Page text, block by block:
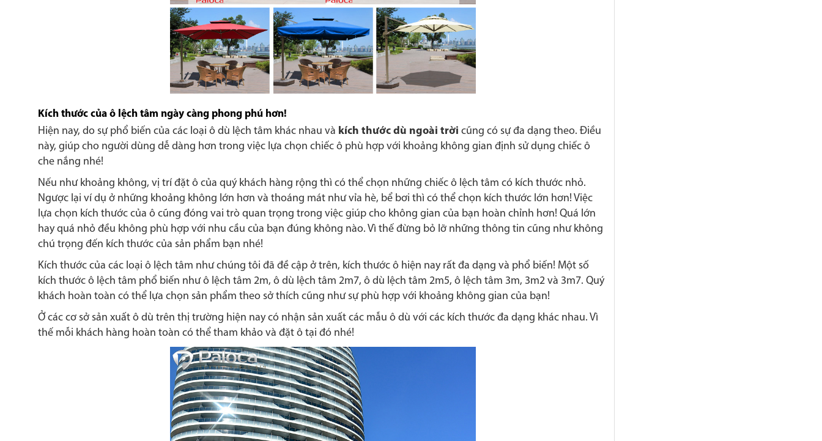
Kích thước của ô lệch tâm ngày càng phong phú hơn!
Hiện nay, do sự phổ biến của các loại ô dù lệch tâm khác nhau và kích thước dù ngoài trời cũng có sự đa dạng theo. Điều
này, giúp cho người dùng dễ dàng hơn trong việc lựa chọn chiếc ô phù hợp với khoảng không gian định sử dụng chiếc ô
che nắng nhé!
Nếu như khoảng không, vị trí đặt ô của quý khách hàng rộng thì có thể chọn những chiếc ô lệch tâm có kích thước nhỏ.
Ngược lại ví dụ ở những khoảng không lớn hơn và thoáng mát như vỉa hè, bể bơi thì có thể chọn kích thước lớn hơn! Việc
lựa chọn kích thước của ô cũng đóng vai trò quan trọng trong việc giúp cho không gian của bạn hoàn chỉnh hơn! Quá lớn
hay quá nhỏ đều không phù hợp với nhu cầu của bạn đúng không nào. Vì thế đừng bỏ lỡ những thông tin cũng như không
chú trọng đến kích thước của sản phẩm bạn nhé!
Kích thước của các loại ô lệch tâm như chúng tôi đã đề cập ở trên, kích thước ô hiện nay rất đa dạng và phổ biến! Một số
kích thước ô lệch tâm phổ biến như ô lệch tâm 2m, ô dù lệch tâm 2m7, ô dù lệch tâm 2m5, ô lệch tâm 3m, 3m2 và 3m7. Quý
khách hoàn toàn có thể lựa chọn sản phẩm theo sở thích cũng như sự phù hợp với khoảng không gian của bạn!
Ở các cơ sở sản xuất ô dù trên thị trường hiện nay có nhận sản xuất các mẫu ô dù với các kích thước đa dạng khác nhau. Vì
thế mỗi khách hàng hoàn toàn có thể tham khảo và đặt ô tại đó nhé!